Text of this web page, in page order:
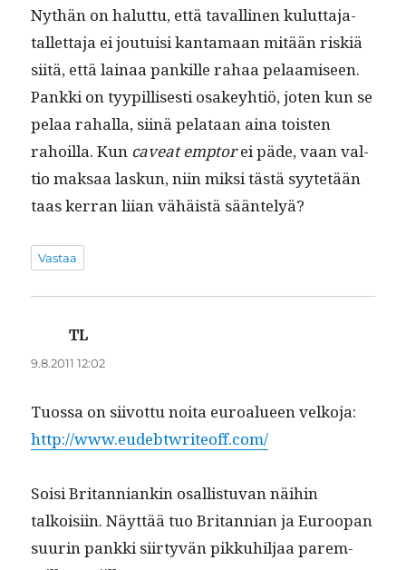
Nythän on halut­tu, että tavalli­nen kulut­ta­ja-
tal­let­ta­ja ei jou­tu­isi kan­ta­maan mitään riskiä
siitä, että lainaa pankille rahaa pelaamiseen.
Pank­ki on tyyp­il­lis­es­ti osakey­htiö, joten kun se
pelaa rahal­la, siinä pelataan aina tois­t­en
rahoil­la. Kun caveat emp­torei päde, vaan val­
tio mak­saa laskun, niin mik­si tästä syytetään
taas ker­ran liian vähäistä sääntelyä?
Vastaa
TL
9.8.2011 12:02
Tuos­sa on siiv­ot­tu noi­ta euroalueen velko­ja:
http://www.eudebtwriteoff.com/
Soisi Bri­tan­ni­ankin osal­lis­tu­van näi­hin
talkoisi­in. Näyt­tää tuo Bri­tann­ian ja Euroopan
suurin pank­ki siir­tyvän pikkuhil­jaa parem­